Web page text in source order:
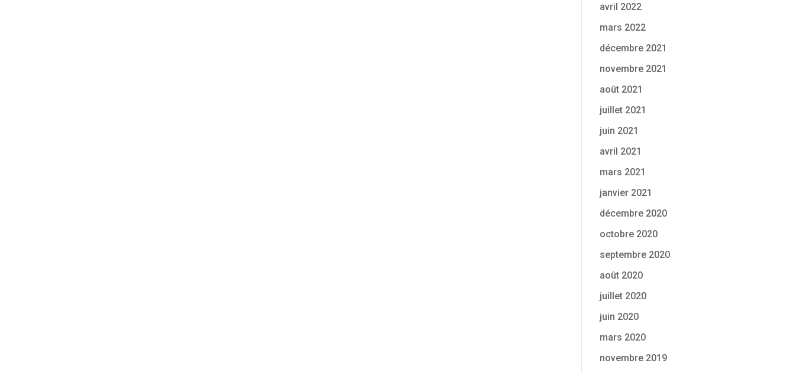
avril 2022
mars 2022
décembre 2021
novembre 2021
août 2021
juillet 2021
juin 2021
avril 2021
mars 2021
janvier 2021
décembre 2020
octobre 2020
septembre 2020
août 2020
juillet 2020
juin 2020
mars 2020
novembre 2019